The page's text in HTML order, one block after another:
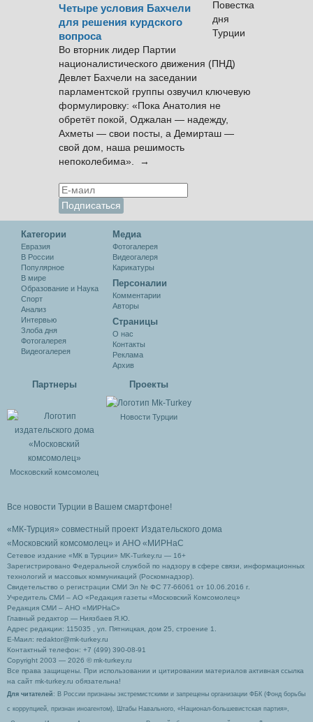
Четыре условия Бахчели
для решения курдского
вопроса
Во вторник лидер Партии
националистического движения (ПНД)
Девлет Бахчели на заседании
парламентской группы озвучил ключевую
формулировку: «Пока Анатолия не
обретёт покой, Оджалан — надежду,
Ахметы — свои посты, а Демирташ —
свой дом, наша решимость
непоколебима». →
Категории
Евразия
В России
Популярное
В мире
Образование и Наука
Спорт
Анализ
Интервью
Злоба дня
Фотогалерея
Видеогалерея
Медиа
Фотогалерея
Видеогалеря
Карикатуры
Персоналии
Комментарии
Авторы
Cтраницы
О нас
Контакты
Реклама
Архив
Партнеры
Московский комсомолец
Проекты
Новости Турции
Все новости Турции в Вашем смартфоне!
«МК-Турция» совместный проект Издательского дома
«Московский комсомолец» и АНО «МИРНаС
Сетевое издание «МК в Турции» MK-Turkey.ru — 16+
Зарегистрировано Федеральной службой по надзору в сфере связи, информационных
технологий и массовых коммуникаций (Роскомнадзор).
Свидетельство о регистрации СМИ Эл № ФС 77-66061 от 10.06.2016 г.
Учредитель СМИ – АО «Редакция газеты «Московский Комсомолец»
Редакция СМИ – АНО «МИРНаС»
Главный редактор — Ниязбаев Я.Ю.
Адрес редакции: 115035 , ул. Пятницкая, дом 25, строение 1.
Е-Маил: redaktor@mk-turkey.ru
Контактный телефон: +7 (499) 390-08-91
Copyright 2003 — 2026 © mk-turkey.ru
Все права защищены. При использовании и цитировании материалов активная ссылка
на сайт mk-turkey.ru обязательна!
Для читателей : В России признаны экстремистскими и запрещены организации ФБК (Фонд борьбы
с коррупцией, признан иноагентом), Штабы Навального, «Национал-большевистская партия»,